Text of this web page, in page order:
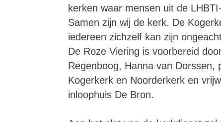
kerken waar mensen uit de
Samen zijn wij de kerk. De
iedereen zichzelf kan zijn
De Roze Viering is voorbereid
Regenboog, Hanna van
Kogerkerk en Noorderkerk en
inloophuis De Bron.